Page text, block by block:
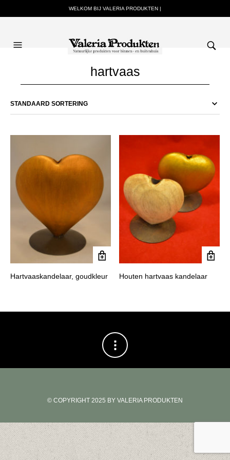
WELKOM BIJ VALERIA PRODUKTEN |
hartvaas
Hartvaaskandelaar, goudkleur Houten hartvaas kandelaar
© COPYRIGHT 2025 BY VALERIA PRODUKTEN